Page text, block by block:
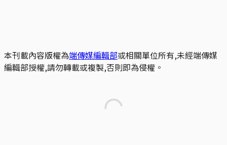
本刊載內容版權為端傳媒編輯部或相關單位所有,未經端傳媒
編輯部授權,請勿轉載或複製,否則即為侵權。